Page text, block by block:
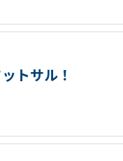
トサル！